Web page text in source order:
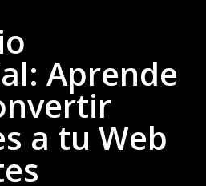
Aprende
a tu Web